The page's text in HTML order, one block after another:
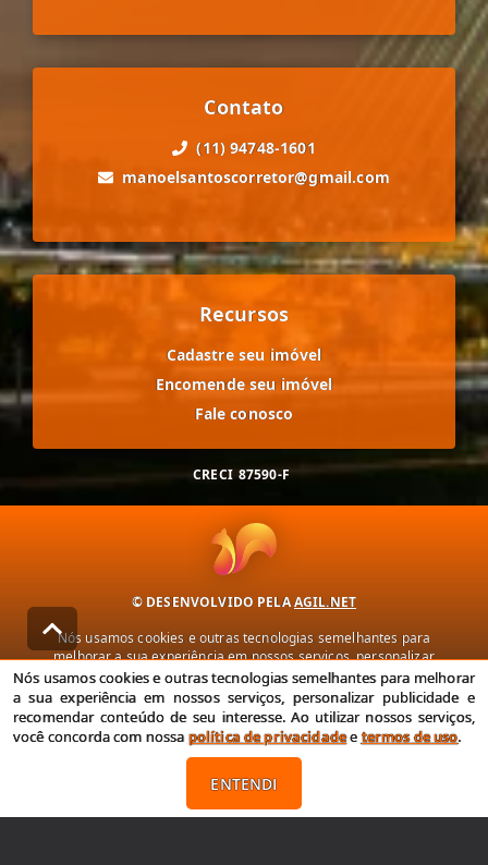
Contato
(11) 94748-1601
manoelsantoscorretor@gmail.com
Recursos
Cadastre seu imóvel
Encomende seu imóvel
Fale conosco
CRECI 87590-F
© DESENVOLVIDO PELAAGIL.NET
Nós usamos cookies e outras tecnologias semelhantes para
melhorar a sua experiência em nossos serviços, personalizar
publicidade e recomendar conteúdo de seu interesse. Ao utilizar
nossos serviços, você concorda com nossa política de privacidade e
termos de uso.
Política de Privacidade Termos de uso
Nós usamos cookies e outras tecnologias semelhantes para melhorar
a sua experiência em nossos serviços, personalizar publicidade e
recomendar conteúdo de seu interesse. Ao utilizar nossos serviços,
você concorda com nossa política de privacidadeetermos de uso.
ENTENDI